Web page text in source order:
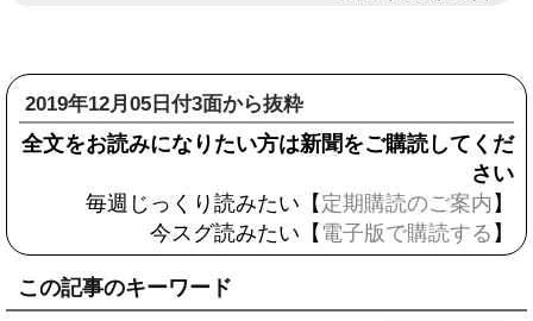
2019年12月05日付3面から抜粋
全文をお読みになりたい方は新聞をご購読してくだ
さい
毎週じっくり読みたい【 定期購読のご案内 】
今スグ読みたい【 電子版で購読する 】
この記事のキーワード